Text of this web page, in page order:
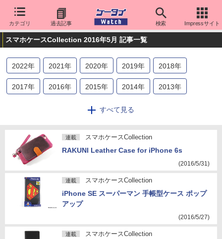
カテゴリ 過去記事 検索 Impressサイト
スマホケースCollection 2016年5月 記事一覧
2022年 2021年 2020年 2019年 2018年
2017年 2016年 2015年 2014年 2013年
すべて見る
連載 スマホケースCollection
RAKUNI Leather Case for iPhone 6s
(2016/5/31)
連載 スマホケースCollection
iPhone SE スーパーマン 手帳型ケース ポップ
アップ
(2016/5/27)
連載 スマホケースCollection